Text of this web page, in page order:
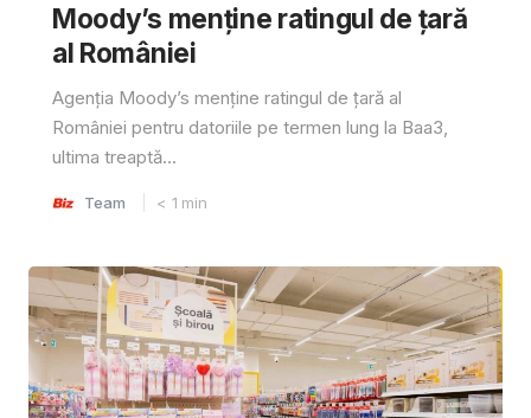
Moody’s menține ratingul de țară
al României
Agenția Moody’s menține ratingul de țară al
României pentru datoriile pe termen lung la Baa3,
ultima treaptă...
Team < 1 min